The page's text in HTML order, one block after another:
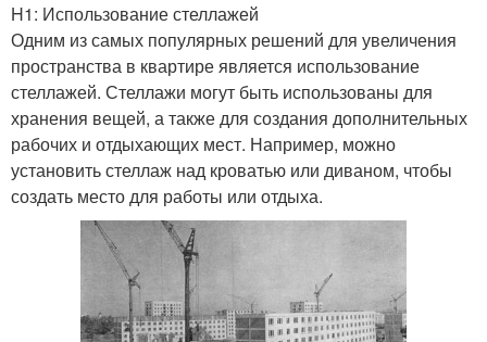
H1: Использование стеллажей
Одним из самых популярных решений для увеличения
пространства в квартире является использование
стеллажей. Стеллажи могут быть использованы для
хранения вещей, а также для создания дополнительных
рабочих и отдыхающих мест. Например, можно
установить стеллаж над кроватью или диваном, чтобы
создать место для работы или отдыха.